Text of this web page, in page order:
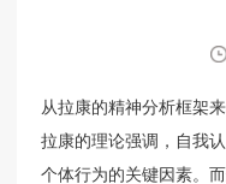
从拉康的精神分析框架
拉康的理论强调，自我
个体行为的关键因素。